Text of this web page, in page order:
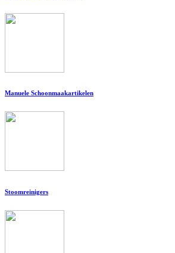
Manuele Schoonmaakartikelen
Stoomreinigers